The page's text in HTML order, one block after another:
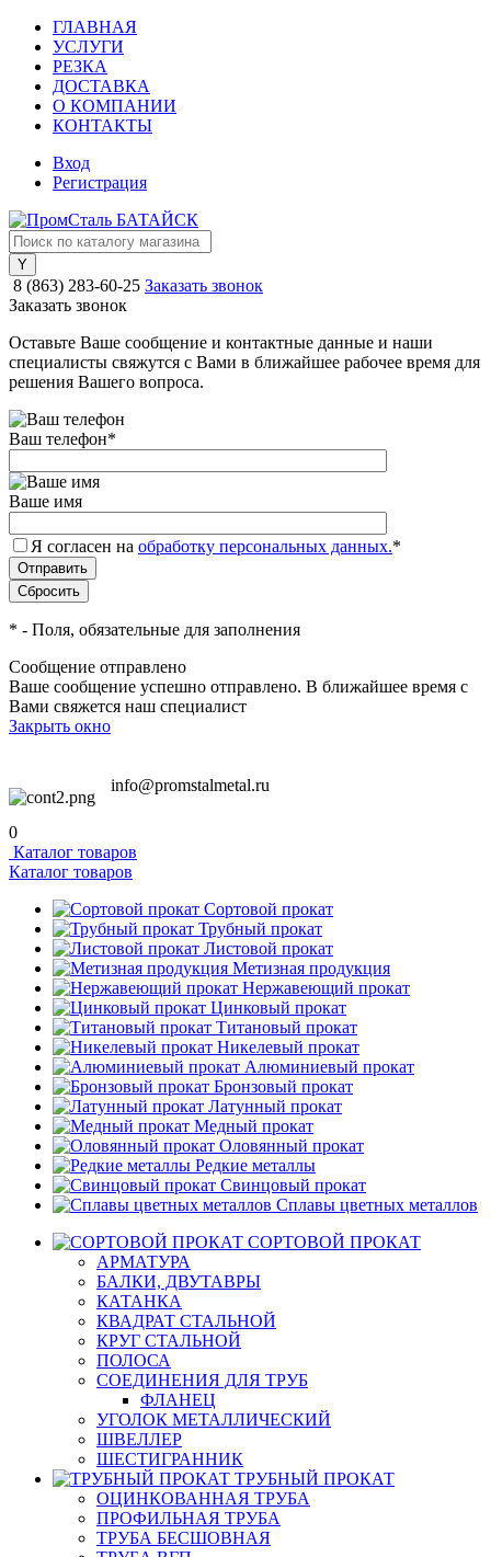
ГЛАВНАЯ
УСЛУГИ
РЕЗКА
ДОСТАВКА
О КОМПАНИИ
КОНТАКТЫ
Вход
Регистрация
8 (863) 283-60-25 Заказать звонок
Заказать звонок
Оставьте Ваше сообщение и контактные данные и наши
специалисты свяжутся с Вами в ближайшее рабочее время для
решения Вашего вопроса.
Ваш телефон*
Ваше имя
Я согласен на обработку персональных данных.*
* - Поля, обязательные для заполнения
Сообщение отправлено
Ваше сообщение успешно отправлено. В ближайшее время с
Вами свяжется наш специалист
Закрыть окно
info@promstalmetal.ru
0
Каталог товаров
Каталог товаров
Сортовой прокат
Трубный прокат
Листовой прокат
Метизная продукция
Нержавеющий прокат
Цинковый прокат
Титановый прокат
Никелевый прокат
Алюминиевый прокат
Бронзовый прокат
Латунный прокат
Медный прокат
Оловянный прокат
Редкие металлы
Свинцовый прокат
Сплавы цветных металлов
СОРТОВОЙ ПРОКАТ
АРМАТУРА
БАЛКИ, ДВУТАВРЫ
КАТАНКА
КВАДРАТ СТАЛЬНОЙ
КРУГ СТАЛЬНОЙ
ПОЛОСА
СОЕДИНЕНИЯ ДЛЯ ТРУБ
ФЛАНЕЦ
УГОЛОК МЕТАЛЛИЧЕСКИЙ
ШВЕЛЛЕР
ШЕСТИГРАННИК
ТРУБНЫЙ ПРОКАТ
ОЦИНКОВАННАЯ ТРУБА
ПРОФИЛЬНАЯ ТРУБА
ТРУБА БЕСШОВНАЯ